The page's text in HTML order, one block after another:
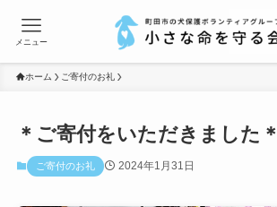
メニュー
ホーム ご寄付のお礼
＊ご寄付をいただきました＊
ご寄付のお礼 2024年1月31日